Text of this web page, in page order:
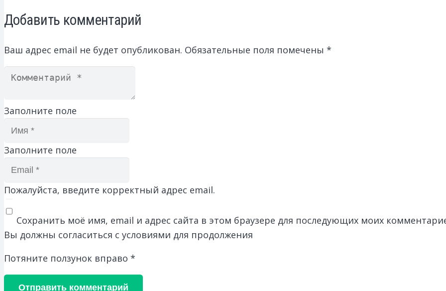
Добавить комментарий
Ваш адрес email не будет опубликован. Обязательные поля помечены *
Заполните поле
Заполните поле
Пожалуйста, введите корректный адрес email.
Сохранить моё имя, email и адрес сайта в этом браузере для последующих моих
Вы должны согласиться с условиями для продолжения
Потяните ползунок вправо *
Отправить комментарий